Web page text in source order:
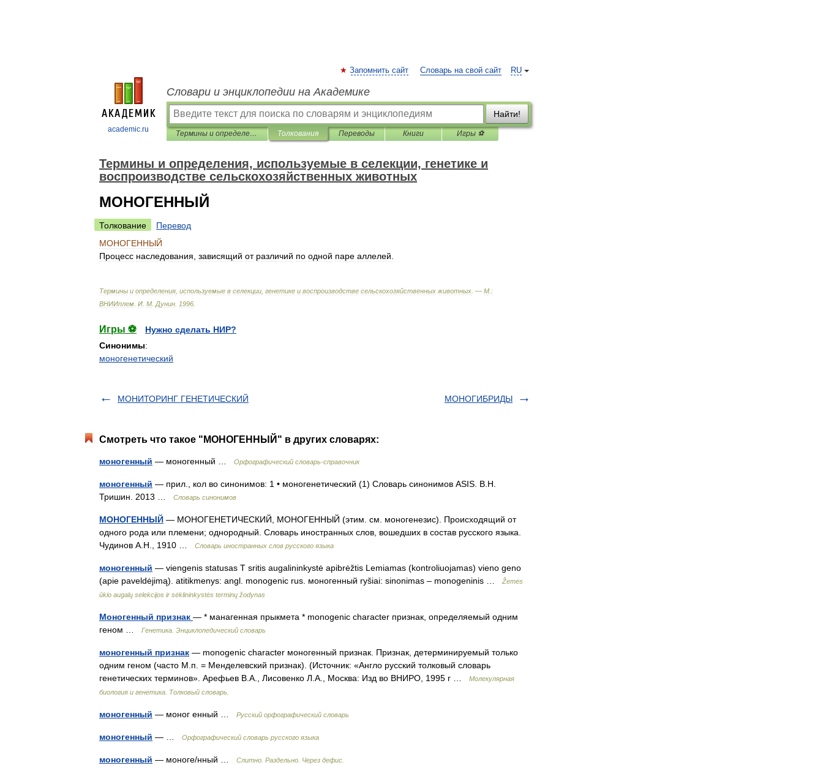
academic.ru
RU
Запомнить сайт Словарь на свой сайт
Словари и энциклопедии на Академике
Найти!
Термины и определения, используемые в селекции, генетике и воспроизводстве сельскохозяйственных животных Толкования Переводы Книги Игры ⚽
Термины и определения, используемые в селекции, генетике и
воспроизводстве сельскохозяйственных животных
МОНОГЕННЫЙ
Толкование
Перевод
МОНОГЕННЫЙ
Процесс наследования зависящий от различий по одной паре аллелей
Термины и определения используемые в селекции генетике и воспроизводстве сельскохозяйственных животных . — М :
ВНИИплем И М Дунин 1996
Игры ⚽
Нужно сделать НИР?
Синонимы:
моногенетический
МОНИТОРИНГ ГЕНЕТИЧЕСКИЙ МОНОГИБРИДЫ
Смотреть что такое "МОНОГЕННЫЙ" в других словарях:
моногенный — моногенный … Орфографический словарь-справочник
моногенный — прил., кол во синонимов: 1 • моногенетический (1) Словарь синонимов ASIS. В.Н.
Тришин. 2013 …
Словарь синонимов
МОНОГЕННЫЙ — МОНОГЕНЕТИЧЕСКИЙ, МОНОГЕННЫЙ (этим. см. моногенезис). Происходящий от
одного рода или племени; однородный. Словарь иностранных слов, вошедших в состав русского языка.
Чудинов А.Н., 1910 …
Словарь иностранных слов русского языка
моногенный — viengenis statusas T sritis augalininkystė apibrėžtis Lemiamas (kontroliuojamas) vieno geno
(apie paveldėjimą). atitikmenys: angl. monogenic rus. моногенный ryšiai: sinonimas – monogeninis …
Žemės
ūkio augalų selekcijos ir sėklininkystės terminų žodynas
Моногенный признак — * манагенная прыкмета * monogenic character признак, определяемый одним
геном …
Генетика. Энциклопедический словарь
моногенный признак — monogenic character моногенный признак. Признак, детерминируемый только
одним геном (часто М.п. = Менделевский признак). (Источник: «Англо русский толковый словарь
генетических терминов». Арефьев В.А., Лисовенко Л.А., Москва: Изд во ВНИРО, 1995 г …
Молекулярная
биология и генетика. Толковый словарь.
моногенный — моног енный … Русский орфографический словарь
моногенный — … Орфографический словарь русского языка
моногенный — моноге/нный … Слитно. Раздельно. Через дефис.